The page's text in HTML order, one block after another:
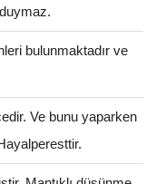
bulunmaktadır ve
Ve bunu yaparken